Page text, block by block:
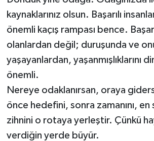
kaynaklarınız olsun. Başarılı
önemli kaçış rampası bence.
olanlardan değil; duruşunda ve
yaşayanlardan, yaşanmışlıklarını
önemli.
Nereye odaklanırsan, oraya
önce hedefini, sonra zamanını, en
zihnini o rotaya yerleştir. Çünkü
verdiğin yerde büyür.